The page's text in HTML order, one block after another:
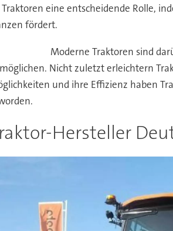
eine entscheidende Rolle,
fördert.
Moderne Traktoren sind
Nicht zuletzt erleichtern
und ihre Effizienz haben
Hersteller